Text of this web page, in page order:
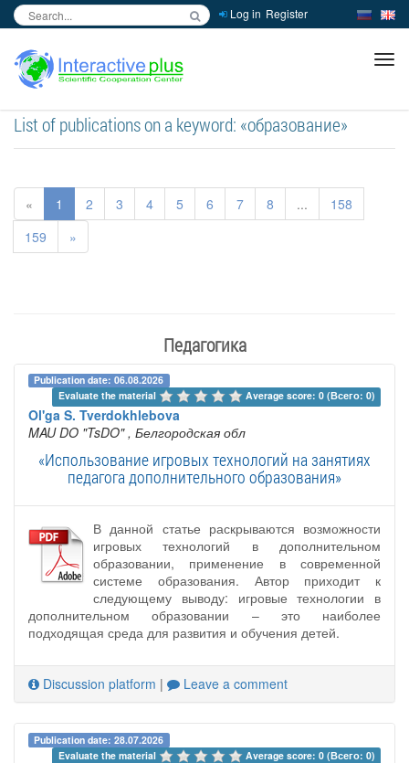
Log in Register
List of publications on a keyword: «образование»
« 1 2 3 4 5 6 7 8 ...
158
159
»
Педагогика
Publication date: 06.08.2026
Evaluate the material
Average score: 0 (Всего: 0)
Ol'ga S. Tverdokhlebova
MAU DO "TsDO" , Белгородская обл
«Использование игровых технологий на занятиях
педагога дополнительного образования»
В данной статье раскрываются возможности
игровых технологий в дополнительном
образовании, применение в современной
системе образования. Автор приходит к
следующему выводу: игровые технологии в
дополнительном образовании – это наиболее
подходящая среда для развития и обучения детей.
Discussion platform | Leave a comment
Publication date: 28.07.2026
Evaluate the material
Average score: 0 (Всего: 0)